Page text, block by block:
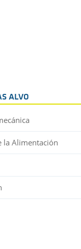
ALVO
la Alimentación